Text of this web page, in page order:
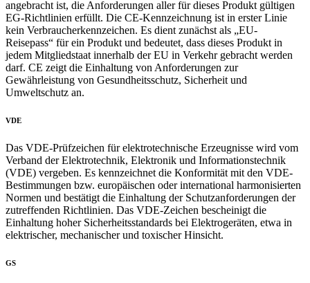
angebracht ist, die Anforderungen aller für dieses Produkt gültigen
EG-Richtlinien erfüllt. Die CE-Kennzeichnung ist in erster Linie
kein Verbraucherkennzeichen. Es dient zunächst als „EU-
Reisepass“ für ein Produkt und bedeutet, dass dieses Produkt in
jedem Mitgliedstaat innerhalb der EU in Verkehr gebracht werden
darf. CE zeigt die Einhaltung von Anforderungen zur
Gewährleistung von Gesundheitsschutz, Sicherheit und
Umweltschutz an.
VDE
Das VDE-Prüfzeichen für elektrotechnische Erzeugnisse wird vom
Verband der Elektrotechnik, Elektronik und Informationstechnik
(VDE) vergeben. Es kennzeichnet die Konformität mit den VDE-
Bestimmungen bzw. europäischen oder international harmonisierten
Normen und bestätigt die Einhaltung der Schutzanforderungen der
zutreffenden Richtlinien. Das VDE-Zeichen bescheinigt die
Einhaltung hoher Sicherheitsstandards bei Elektrogeräten, etwa in
elektrischer, mechanischer und toxischer Hinsicht.
GS